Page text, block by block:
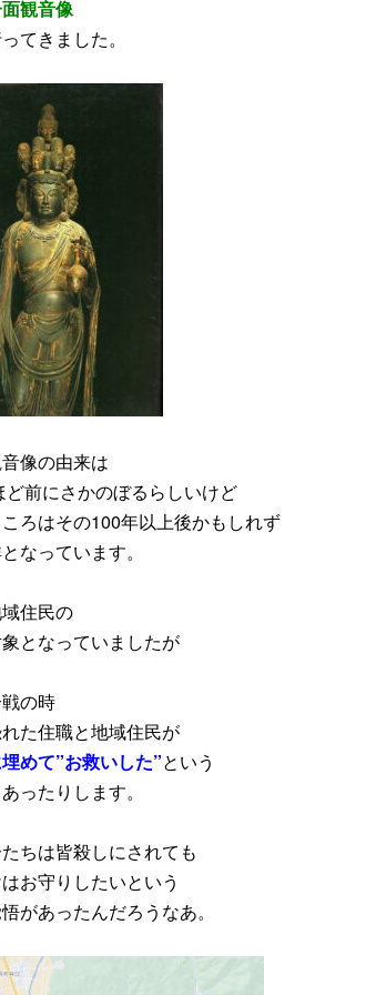
観音像
てきました。
像の由来は
ど前にさかのぼるらしいけど
ろはその100年以上後かもしれず
なっています。
住民の
となっていましたが
の時
た住職と地域住民が
めて”お救いした”という
ったりします。
ちは皆殺しにされても
お守りしたいという
があったんだろうなあ。